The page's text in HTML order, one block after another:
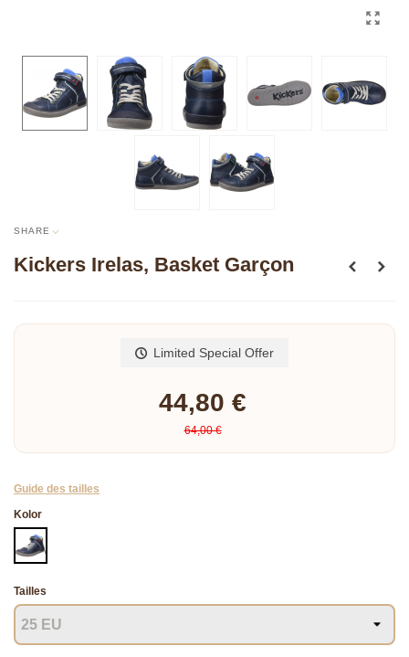
SHARE
Kickers Irelas, Basket Garçon
Limited Special Offer
44,80 €
64,00 €
Guide des tailles
Kolor
MARINE
Tailles